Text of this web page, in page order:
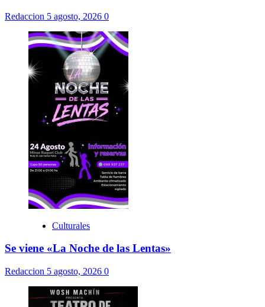
Redaccion 5 agosto, 2026 0
Culturales
Se viene «La Noche de las Lentas»
Redaccion 5 agosto, 2026 0